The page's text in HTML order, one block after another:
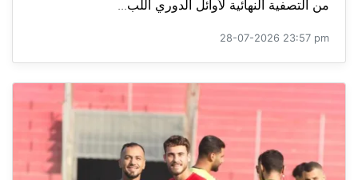
من التصفية النهائية لأوائل الدوري اللب...
28-07-2026 23:57 pm